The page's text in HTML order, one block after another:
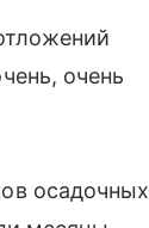
очень
осадочных